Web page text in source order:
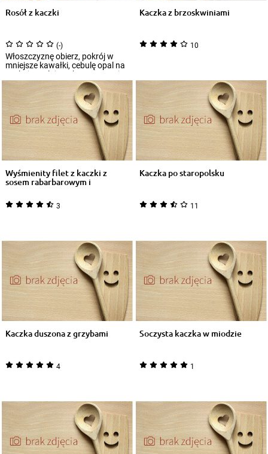
Rosół z kaczki
(-)
Włoszczyznę obierz, pokrój w
mniejsze kawałki, cebulę opal na
suchej patelni. Makaron ugotuj
wedl...
Kaczka z brzoskwiniami
10
Wyśmienity filet z kaczki z
sosem rabarbarowym i
3
Kaczka po staropolsku
11
Kaczka duszona z grzybami
4
Soczysta kaczka w miodzie
1